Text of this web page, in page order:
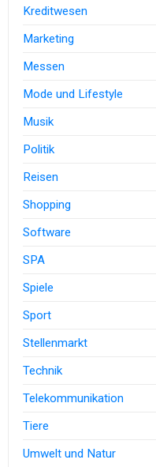
Kreditwesen
Marketing
Messen
Mode und Lifestyle
Musik
Politik
Reisen
Shopping
Software
SPA
Spiele
Sport
Stellenmarkt
Technik
Telekommunikation
Tiere
Umwelt und Natur